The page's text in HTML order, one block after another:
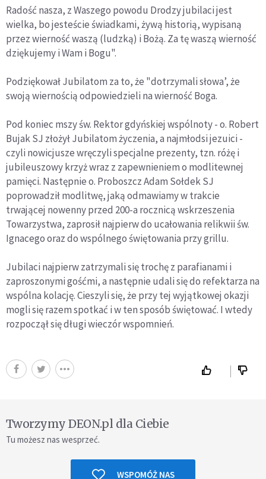
Radość nasza, z Waszego powodu Drodzy jubilaci jest
wielka, bo jesteście świadkami, żywą historią, wypisaną
przez wierność waszą (ludzką) i Bożą. Za tę waszą wierność
dziękujemy i Wam i Bogu".
Podziękował Jubilatom za to, że "dotrzymali słowa’, że
swoją wiernością odpowiedzieli na wierność Boga.
Pod koniec mszy św. Rektor gdyńskiej wspólnoty - o. Robert
Bujak SJ złożył Jubilatom życzenia, a najmłodsi jezuici -
czyli nowicjusze wręczyli specjalne prezenty, tzn. różę i
jubileuszowy krzyż wraz z zapewnieniem o modlitewnej
pamięci. Następnie o. Proboszcz Adam Sołdek SJ
poprowadził modlitwę, jaką odmawiamy w trakcie
trwającej nowenny przed 200-a rocznicą wskrzeszenia
Towarzystwa, zaprosił najpierw do ucałowania relikwii św.
Ignacego oraz do wspólnego świętowania przy grillu.
Jubilaci najpierw zatrzymali się trochę z parafianami i
zaproszonymi gośćmi, a następnie udali się do refektarza na
wspólna kolację. Cieszyli się, że przy tej wyjątkowej okazji
mogli się razem spotkać i w ten sposób świętować. I wtedy
rozpoczął się długi wieczór wspomnień.
Tworzymy DEON.pl dla Ciebie
Tu możesz nas wesprzeć.
WSPOMÓŻ NAS